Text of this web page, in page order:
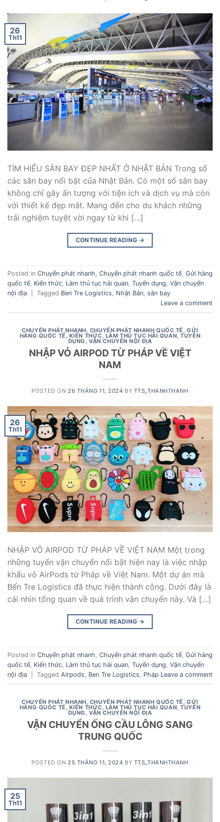
26
Th11
TÌM HIỂU SÂN BAY ĐẸP NHẤT Ở NHẬT BẢN Trong số
các sân bay nổi bật của Nhật Bản. Có một số sân bay
không chỉ gây ấn tượng với tiện ích và dịch vụ mà còn
với thiết kế đẹp mắt. Mang đến cho du khách những
trải nghiệm tuyệt vời ngay từ khi […]
CONTINUE READING →
Posted in Chuyển phát nhanh, Chuyển phát nhanh quốc tế, Gửi hàng
quốc tế, Kiến thức, Làm thủ tục hải quan, Tuyển dụng, Vận chuyển
nội địa
Tagged Ben Tre Logistics, Nhật Bản, sân bay
Leave a comment
CHUYỂN PHÁT NHANH, CHUYỂN PHÁT NHANH QUỐC TẾ,GỬI
HÀNG QUỐC TẾ, KIẾN THỨC, LÀM THỦ TỤC HẢI QUAN,TUYỂN
DỤNG ,VẬN CHUYỂN NỘI ĐỊA
NHẬP VỎ AIRPOD TỪ PHÁP VỀ VIỆT
NAM
POSTED ON 26 THÁNG 11, 2024 BY TTS_THANHTHANH
26
Th11
NHẬP VỎ AIRPOD TỪ PHÁP VỀ VIỆT NAM Một trong
những tuyến vận chuyển nổi bật hiện nay là việc nhập
khẩu vỏ AirPods từ Pháp về Việt Nam. Một dự án mà
Bến Tre Logistics đã thực hiện thành công. Dưới đây là
cái nhìn tổng quan về quá trình vận chuyển này. Và […]
CONTINUE READING →
Posted in Chuyển phát nhanh, Chuyển phát nhanh quốc tế, Gửi hàng
quốc tế, Kiến thức, Làm thủ tục hải quan, Tuyển dụng, Vận chuyển
nội địa
Tagged Airpods, Ben Tre Logistics, Pháp Leave a comment
CHUYỂN PHÁT NHANH, CHUYỂN PHÁT NHANH QUỐC TẾ,GỬI
HÀNG QUỐC TẾ, KIẾN THỨC, LÀM THỦ TỤC HẢI QUAN,TUYỂN
DỤNG ,VẬN CHUYỂN NỘI ĐỊA
VẬN CHUYỂN ỐNG CẦU LÔNG SANG
TRUNG QUỐC
POSTED ON 25 THÁNG 11, 2024 BY TTS_THANHTHANH
25
Th11